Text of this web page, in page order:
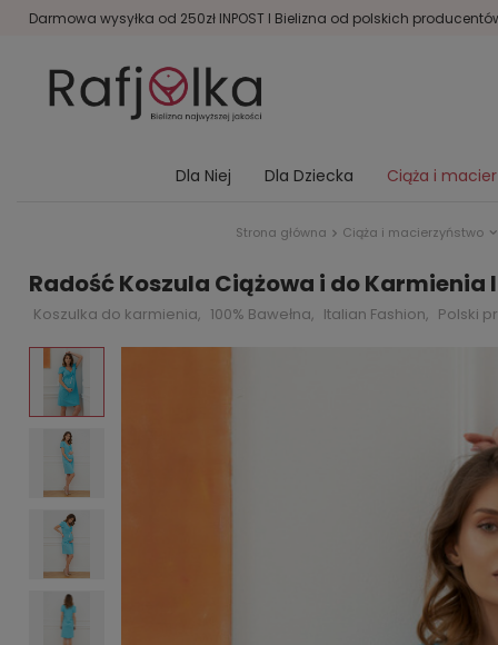
Darmowa wysyłka od 250zł INPOST I Bielizna od polskich
Dla Niej Dla Dziecka Ciąża i
Strona główna Ciąża i macierzyństwo
Radość Koszula Ciążowa i do
Koszulka do karmienia, 100% Bawełna, Italian Fashion, Polski